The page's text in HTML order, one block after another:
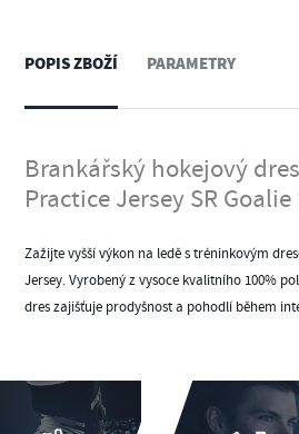
POPIS ZBOŽÍ
Brankářský hokejový
Practice Jersey SR Goalie
Zažijte vyšší výkon na ledě s tréninkovým
Jersey. Vyrobený z vysoce kvalitního 100%
dres zajišťuje prodyšnost a pohodlí během
PARAMETRY